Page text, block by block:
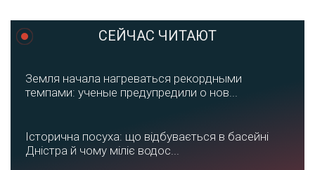
СЕЙЧАС ЧИТАЮТ
Земля начала нагреваться рекордными
темпами: ученые предупредили о нов...
Історична посуха: що відбувається в басейні
Дністра й чому міліє водос...